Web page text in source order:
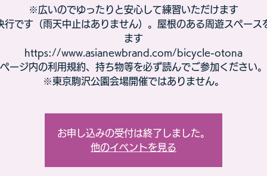
※広いのでゆったりと安心して練習いただけます
です（雨天中止はありません）。屋根のある周遊スペース
ます
https://www.asianewbrand.com/bicycle-otona
ページ内の利用規約、持ち物等を必ず読んでご参加ください。
※東京駒沢公園会場開催ではありません。
お申し込みの受付は終了しました。
他のイベントを見る